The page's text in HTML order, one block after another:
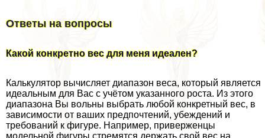
Ответы на вопросы
Какой конкретно вес для меня идеален?
Калькулятор вычисляет диапазон веса, который является
идеальным для Вас с учётом указанного роста. Из этого
диапазона Вы вольны выбрать любой конкретный вес, в
зависимости от ваших предпочтений, убеждений и
требований к фигуре. Например, приверженцы
модельной фигуры стремятся держать свой вес на